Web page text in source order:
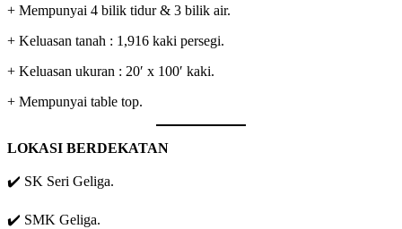
+ Mempunyai 4 bilik tidur & 3 bilik air.
+ Keluasan tanah : 1,916 kaki persegi.
+ Keluasan ukuran : 20′ x 100′ kaki.
+ Mempunyai table top.
LOKASI BERDEKATAN
✔️ SK Seri Geliga.
✔️ SMK Geliga.